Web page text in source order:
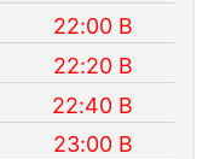
22:00 B
22:20 B
22:40 B
23:00 B